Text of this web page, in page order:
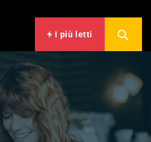
I più letti